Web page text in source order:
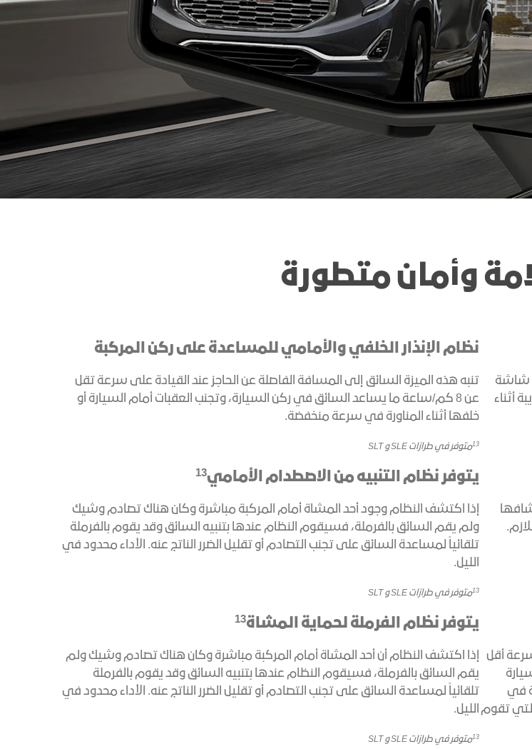
أكاديا اكتشف تيرين اكتشف يوكون
احصل على آخر التحديثات
وأمان متطورة
شاشة
أثناء
نظام الإنذار الخلفي والأمامي للمساعدة على ركن المركبة
تنبه هذه الميزة السائق إلى المسافة الفاصلة عن الحاجز عند القيادة على سرعة تقل
عن 8 كم/ساعة ما يساعد السائق في ركن السيارة، وتجنب العقبات أمام السيارة أو
خلفها أثناء المناورة في سرعة منخفضة.
13متوفر في طرازات SLE و SLT
يتوفر نظام التنبيه من الاصطدام الأمامي13
إذا اكتشف النظام وجود أحد المشاة أمام المركبة مباشرة وكان هناك تصادم وشيك
ولم يقم السائق بالفرملة، فسيقوم النظام عندها بتنبيه السائق وقد يقوم بالفرملة
تلقائياً لمساعدة السائق على تجنب التصادم أو تقليل الضرر الناتج عنه. الأداء محدود في
الليل.
13متوفر في طرازات SLE و SLT
أقل
في
التي تقوم
يتوفر نظام الفرملة لحماية المشاة13
إذا اكتشف النظام أن أحد المشاة أمام المركبة مباشرة وكان هناك تصادم وشيك ولم
يقم السائق بالفرملة، فسيقوم النظام عندها بتنبيه السائق وقد يقوم بالفرملة
تلقائياً لمساعدة السائق على تجنب التصادم أو تقليل الضرر الناتج عنه. الأداء محدود في
الليل.
13متوفر في طرازات SLE و SLT